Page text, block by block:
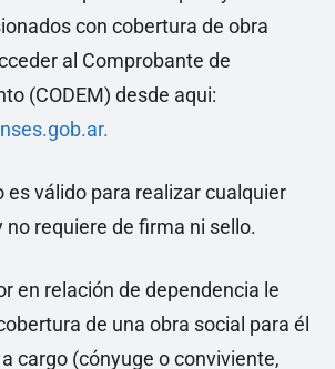
con cobertura de obra
al Comprobante de
(CODEM) desde aqui:
es válido para realizar cualquier
requiere de firma ni sello.
en relación de dependencia le
de una obra social para él
cargo (cónyuge o conviviente,